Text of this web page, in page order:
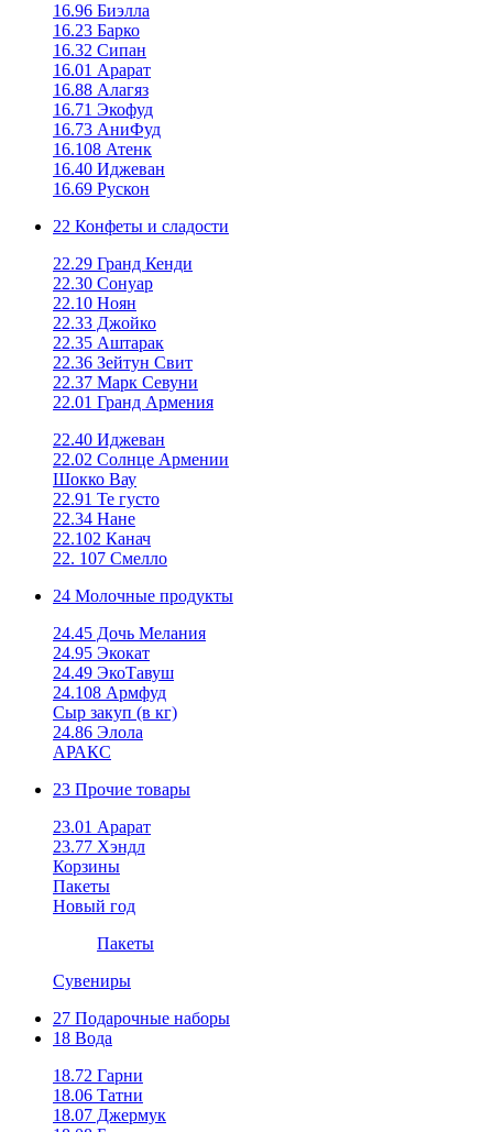
16.96 Биэлла
16.23 Барко
16.32 Сипан
16.01 Арарат
16.88 Алагяз
16.71 Экофуд
16.73 АниФуд
16.108 Атенк
16.40 Иджеван
16.69 Рускон
22 Конфеты и сладости
22.29 Гранд Кенди
22.30 Сонуар
22.10 Ноян
22.33 Джойко
22.35 Аштарак
22.36 Зейтун Свит
22.37 Марк Севуни
22.01 Гранд Армения
22.40 Иджеван
22.02 Солнце Армении
Шокко Вау
22.91 Те густо
22.34 Нане
22.102 Канач
22. 107 Смелло
24 Молочные продукты
24.45 Дочь Мелания
24.95 Экокат
24.49 ЭкоТавуш
24.108 Армфуд
Сыр закуп (в кг)
24.86 Элола
АРАКС
23 Прочие товары
23.01 Арарат
23.77 Хэндл
Корзины
Пакеты
Новый год
Пакеты
Сувениры
27 Подарочные наборы
18 Вода
18.72 Гарни
18.06 Татни
18.07 Джермук